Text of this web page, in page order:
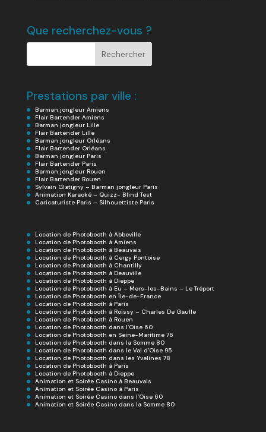
Que recherchez-vous ?
Prestations par ville :
Barman jongleur Amiens
Flair Bartender Amiens
Barman jongleur Lille
Flair Bartender Lille
Barman jongleur Orléans
Flair Bartender Orléans
Barman jongleur Paris
Flair Bartender Paris
Barman jongleur Rouen
Flair Bartender Rouen
Sylvain Glatigny – Barman jongleur Paris
Animation Karaoké – Quizz- Blind Test
Caricaturiste Paris – Silhouettiste Paris
Location de Photobooth à Abbeville
Location de Photobooth à Amiens
Location de Photobooth à Beauvais
Location de Photobooth à Cergy Pontoise
Location de Photobooth à Chantilly
Location de Photobooth à Deauville
Location de Photobooth à Dieppe
Location de Photobooth à Eu – Mers-les-Bains – Le Tréport
Location de Photobooth en Île-de-France
Location de Photobooth à Paris
Location de Photobooth à Roissy – Charles De Gaulle
Location de Photobooth à Rouen
Location de Photobooth dans l’Oise 60
Location de Photobooth en Seine-Maritime 76
Location de Photobooth dans la Somme 80
Location de Photobooth dans le Val d’Oise 95
Location de Photobooth dans les Yvelines 78
Location de Photobooth à Paris
Location de Photobooth à Dieppe
Animation et Soirée Casino à Beauvais
Animation et Soirée Casino à Paris
Animation et Soirée Casino dans l’Oise 60
Animation et Soirée Casino dans la Somme 80